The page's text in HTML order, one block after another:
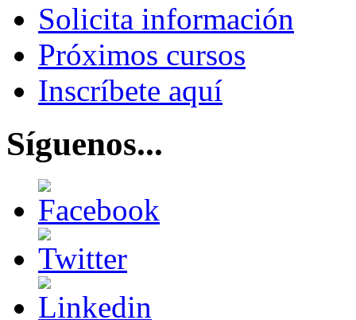
Solicita información
Próximos cursos
Inscríbete aquí
Síguenos...